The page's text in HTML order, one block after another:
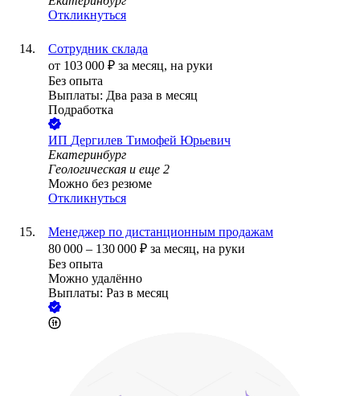
Откликнуться
Сотрудник склада
от 103 000 ₽ за месяц, на руки
Без опыта
Выплаты: Два раза в месяц
Подработка
ИП Дергилев Тимофей Юрьевич
Екатеринбург
Геологическая и еще 2
Можно без резюме
Откликнуться
Менеджер по дистанционным продажам
80 000 – 130 000 ₽ за месяц, на руки
Без опыта
Можно удалённо
Выплаты: Раз в месяц